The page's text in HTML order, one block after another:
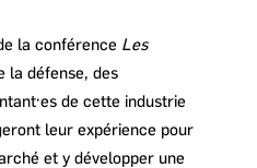
la conférence Les
la défense, des
de cette industrie
leur expérience pour
et y développer une